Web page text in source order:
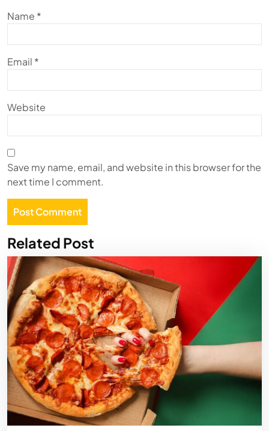
Name *
Email *
Website
Save my name, email, and website in this browser for the
next time I comment.
Related Post